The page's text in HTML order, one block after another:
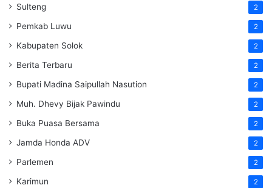
Sulteng 2
Pemkab Luwu 2
Kabupaten Solok 2
Berita Terbaru 2
Bupati Madina Saipullah Nasution 2
Muh. Dhevy Bijak Pawindu 2
Buka Puasa Bersama 2
Jamda Honda ADV 2
Parlemen 2
Karimun 2